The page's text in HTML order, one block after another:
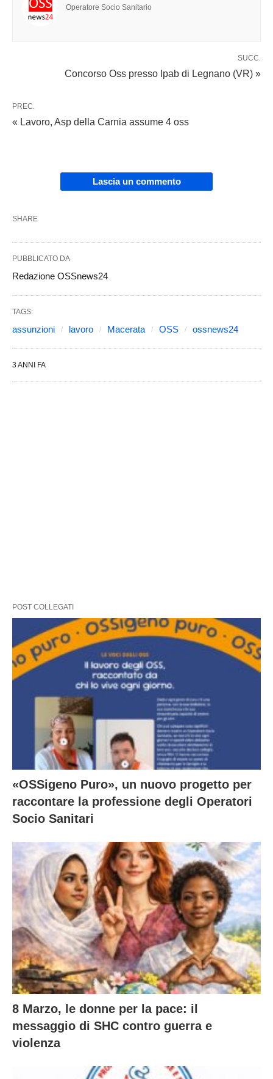
Operatore Socio Sanitario
SUCC.
Concorso Oss presso Ipab di Legnano (VR) »
PREC.
« Lavoro, Asp della Carnia assume 4 oss
Lascia un commento
SHARE
PUBBLICATO DA
Redazione OSSnews24
TAGS:
assunzioni lavoro Macerata OSS ossnews24
3 ANNI FA
POST COLLEGATI
«OSSigeno Puro», un nuovo progetto per
raccontare la professione degli Operatori
Socio Sanitari
8 Marzo, le donne per la pace: il
messaggio di SHC contro guerra e
violenza